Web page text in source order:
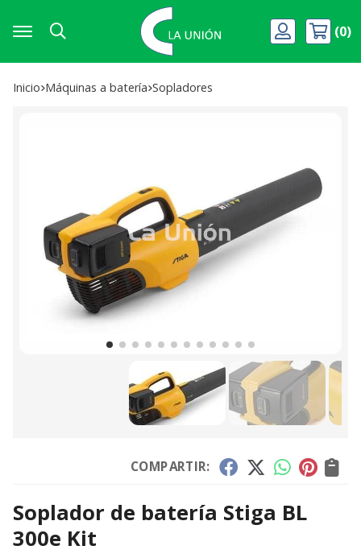
Buscar
0
Inicio máquinas a batería sopladores
COMPARTIR:
Soplador de batería Stiga BL
300e Kit